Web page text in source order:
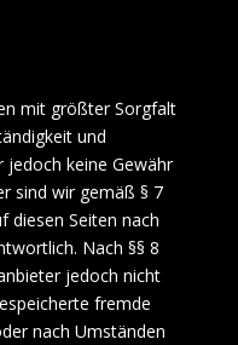
mit größter Sorgfalt
und
keine Gewähr
sind wir gemäß § 7
diesen Seiten nach
Nach §§ 8
jedoch nicht
fremde
nach Umständen